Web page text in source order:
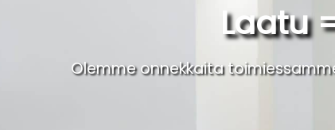
Laatu
Olemme onnekkaita